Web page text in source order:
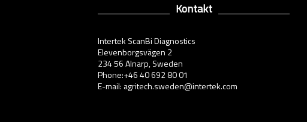
Kontakt
Intertek ScanBi Diagnostics
Elevenborgsvägen 2
234 56 Alnarp, Sweden
Phone:+46 40 692 80 01
E-mail: agritech.sweden@intertek.com